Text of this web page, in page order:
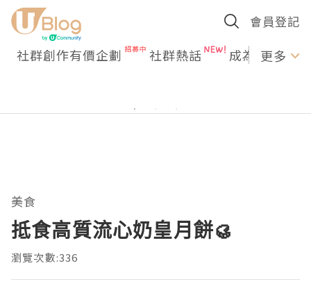
會員登記
社群創作有價企劃 社群熱話 成為U更多
美食
抵食高質流心奶皇月餅🥮
瀏覽次數:336